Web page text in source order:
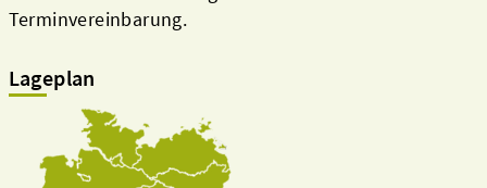
Terminvereinbarung.
Lageplan